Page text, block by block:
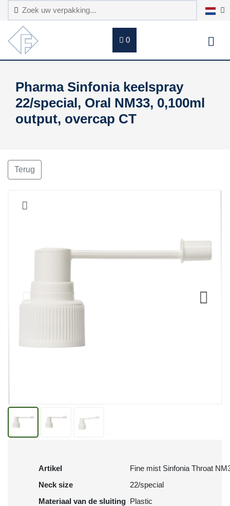
0
Pharma Sinfonia keelspray
22/special, Oral NM33, 0,100ml
output, overcap CT
Terug
Artikel
Fine mist Sinfonia Throat
Neck size
22/special
Materiaal van de sluiting Plastic